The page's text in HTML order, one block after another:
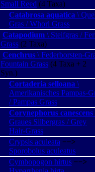
Small Reed (4 Taxa)
Catabrosa aquatica \
Gras / Whorl Grass
Catapodium \ Steifgras /
Grass (2 Taxa)
Cenchrus \ Federborsten-
Fountain Grass (4 Taxa + 2
Syn.)
Cortaderia selloana \
Amerikanisches Pampas-
/ Pampas Grass
Corynephorus canescens
Graues Silbergras / Grey
Hair-Grass
Crypsis aculeata −−>
Sporobolus aculeatus
Cymbopogon hirtus −−>